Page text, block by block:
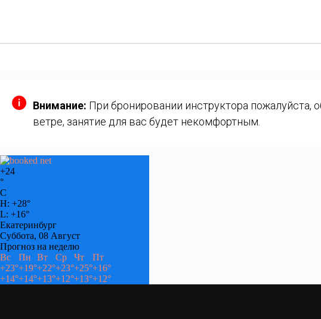
Внимание: При бронировании инструктора пожалуйста,
ветре, занятие для вас будет некомфортным.
+24
°
C
H: +28°
L: +16°
Екатеринбург
Суббота, 08 Август
Прогноз на неделю
Вс
Пн Вт Ср Чт
Пт
+23°+19°+22°+23°+25°+16°
+14°+14°+13°+12°+13°+12°